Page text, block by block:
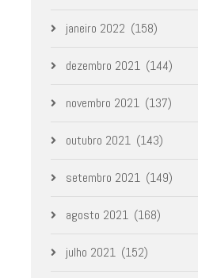
janeiro 2022 (158)
dezembro 2021 (144)
novembro 2021 (137)
outubro 2021 (143)
setembro 2021 (149)
agosto 2021 (168)
julho 2021 (152)